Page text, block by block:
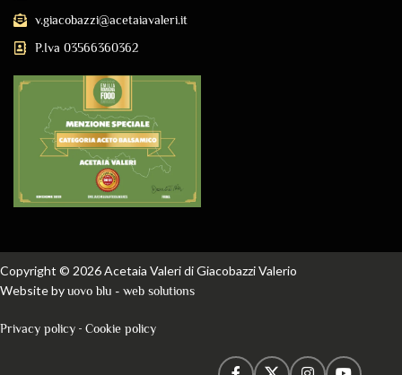
v.giacobazzi@acetaiavaleri.it
P.Iva 03566360362
Copyright © 2026 Acetaia Valeri di Giacobazzi Valerio
Website byuovo blu - web solutions
Privacy policy - Cookie policy